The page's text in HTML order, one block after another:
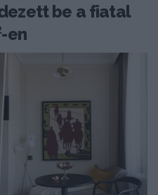
be a fiatal
en